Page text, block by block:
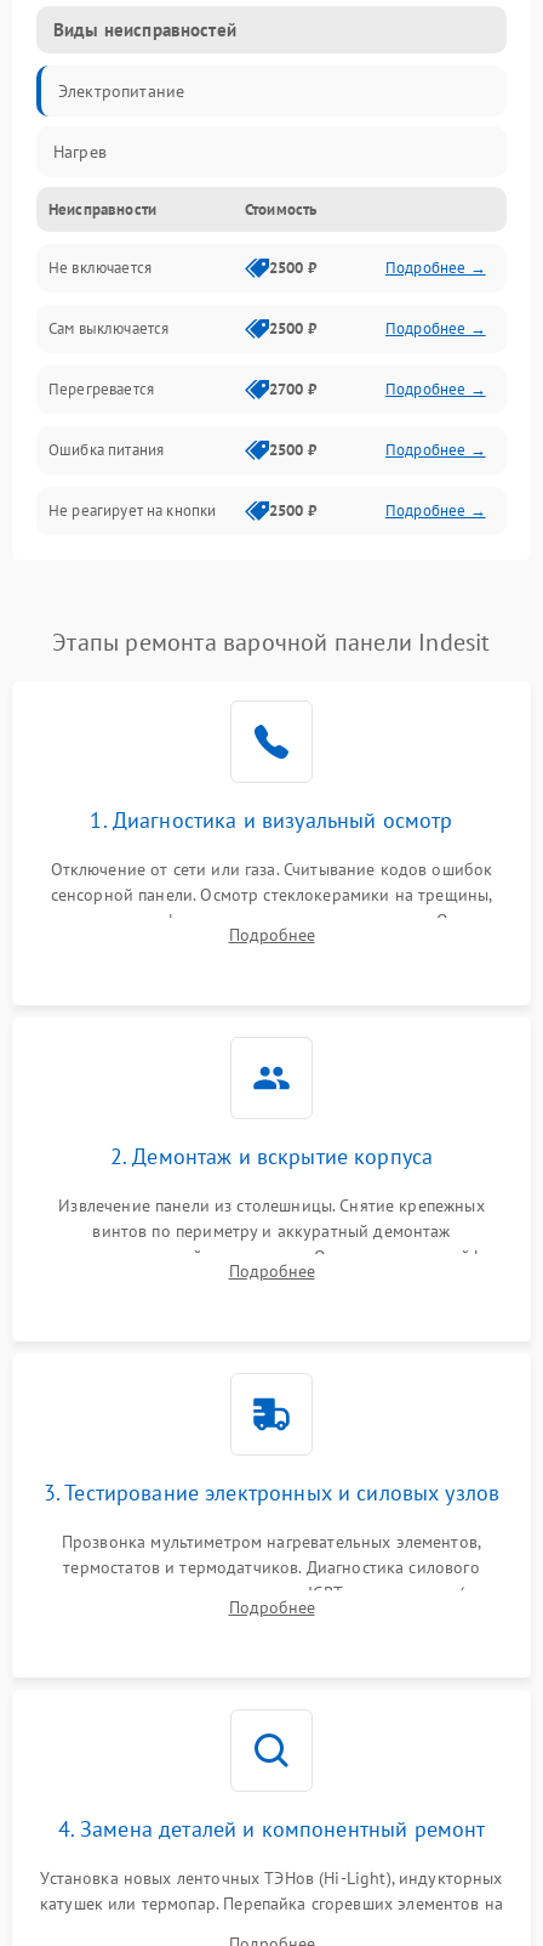
Виды неисправностей
Электропитание
Нагрев
Неисправности Стоимость
Не включается 2500 ₽ Подробнее →
Сам выключается 2500 ₽ Подробнее →
Перегревается 2700 ₽ Подробнее →
Ошибка питания 2500 ₽ Подробнее →
Не реагирует на кнопки 2500 ₽ Подробнее →
Этапы ремонта варочной панели Indesit
1. Диагностика и визуальный осмотр
Отключение от сети или газа. Считывание кодов ошибок
сенсорной панели. Осмотр стеклокерамики на трещины,
проверка конфорок на равномерность нагрева. Опрос
клиента о симптомах (не включается, не видит посуду,
Подробнее
2. Демонтаж и вскрытие корпуса
Извлечение панели из столешницы. Снятие крепежных
винтов по периметру и аккуратный демонтаж
стеклокерамической поверхности. Отсоединение шлейфов
сенсорного блока для доступа к силовым платам, катушкам
Подробнее
3. Тестирование электронных и силовых узлов
Прозвонка мультиметром нагревательных элементов,
термостатов и термодатчиков. Диагностика силового
модуля, реле, диодных мостов и IGBT-транзисторов (для
индукции). Проверка кранов и газ-контроля (для газовых
Подробнее
4. Замена деталей и компонентный ремонт
Установка новых ленточных ТЭНов (Hi-Light), индукторных
катушек или термопар. Перепайка сгоревших элементов на